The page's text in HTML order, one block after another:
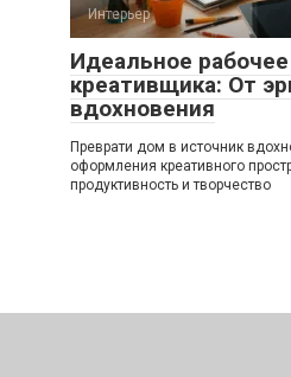
Интерьер
Идеальное
креативщика: От
вдохновения
Преврати дом в источник
оформления креативного
продуктивность и творчество